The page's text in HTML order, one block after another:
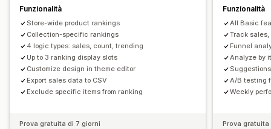
Funzionalità
Store-wide product rankings
Collection-specific rankings
4 logic types: sales, count, trending
Up to 3 ranking display slots
Customize design in theme editor
Export sales data to CSV
Exclude specific items from ranking
Prova gratuita di 7 giorni
Funzionalità
All Basic
Track sales,
Funnel
Analyze by
A/B testing
Weekly
Prova